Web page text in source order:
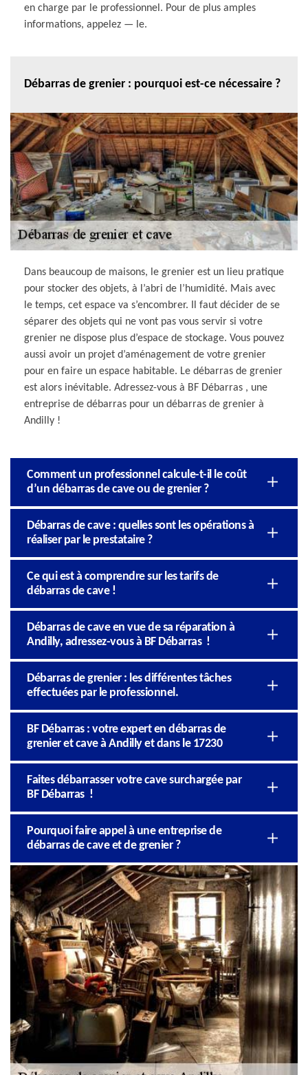
en charge par le professionnel. Pour de plus amples
informations, appelez — le.
Débarras de grenier : pourquoi est-ce nécessaire ?
Dans beaucoup de maisons, le grenier est un lieu pratique
pour stocker des objets, à l’abri de l’humidité. Mais avec
le temps, cet espace va s’encombrer. Il faut décider de se
séparer des objets qui ne vont pas vous servir si votre
grenier ne dispose plus d’espace de stockage. Vous pouvez
aussi avoir un projet d’aménagement de votre grenier
pour en faire un espace habitable. Le débarras de grenier
est alors inévitable. Adressez-vous à BF Débarras , une
entreprise de débarras pour un débarras de grenier à
Andilly !
Comment un professionnel calcule-t-il le coût
d’un débarras de cave ou de grenier ?
Débarras de cave : quelles sont les opérations à
réaliser par le prestataire ?
Ce qui est à comprendre sur les tarifs de
débarras de cave !
Débarras de cave en vue de sa réparation à
Andilly, adressez-vous à BF Débarras !
Débarras de grenier : les différentes tâches
effectuées par le professionnel.
BF Débarras : votre expert en débarras de
grenier et cave à Andilly et dans le 17230
Faites débarrasser votre cave surchargée par
BF Débarras !
Pourquoi faire appel à une entreprise de
débarras de cave et de grenier ?